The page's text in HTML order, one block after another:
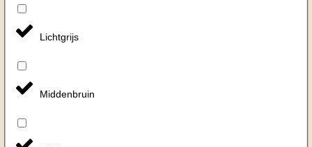
Lichtgrijs
Middenbruin